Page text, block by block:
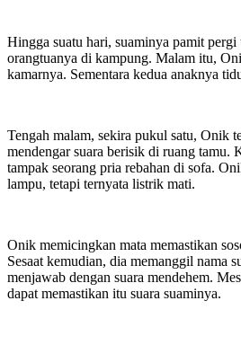
Hingga suatu hari, suaminya pamit
orangtuanya di kampung. Malam itu,
kamarnya. Sementara kedua anaknya
Tengah malam, sekira pukul satu, Onik
mendengar suara berisik di ruang tamu.
tampak seorang pria rebahan di sofa.
lampu, tetapi ternyata listrik mati.
Onik memicingkan mata memastikan
Sesaat kemudian, dia memanggil nama
menjawab dengan suara mendehem.
dapat memastikan itu suara suaminya.